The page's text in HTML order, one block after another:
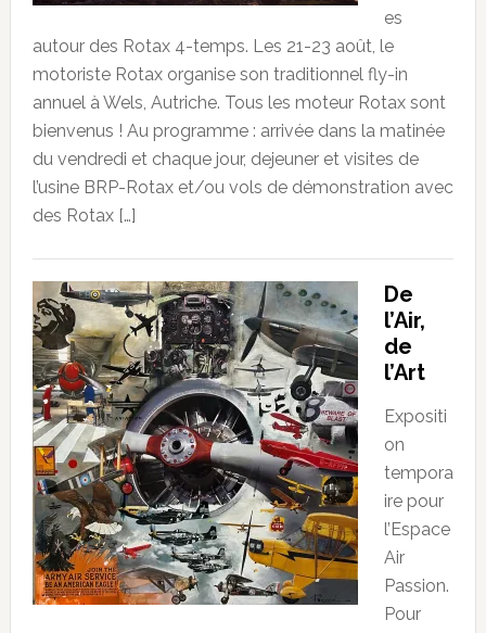
es
autour des Rotax 4-temps. Les 21-23 août, le
motoriste Rotax organise son traditionnel fly-in
annuel à Wels, Autriche. Tous les moteur Rotax sont
bienvenus ! Au programme : arrivée dans la matinée
du vendredi et chaque jour, dejeuner et visites de
l’usine BRP-Rotax et/ou vols de démonstration avec
des Rotax […]
De
l’Air,
de
l’Art
Expositi
on
tempora
ire pour
l’Espace
Air
Passion.
Pour